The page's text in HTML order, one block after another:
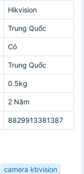
Hikvision
Trung Quốc
Có
Trung Quốc
0.5kg
2 Năm
8829913381387
camera kbvision